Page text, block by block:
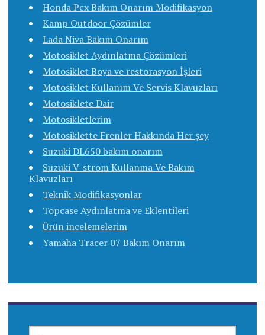
Honda Pcx Bakım Onarım Modifikasyon
Kamp Outdoor Çözümler
Lada Niva Bakım Onarım
Motosiklet Aydınlatma Çözümleri
Motosiklet Boya ve restorasyon İşleri
Motosiklet Kullanım Ve Servis Klavuzları
Motosiklete Dair
Motosikletlerim
Motosiklette Frenler Hakkında Her şey
Suzuki DL650 bakım onarım
Suzuki V-strom Kullanma Ve Bakım
Klavuzları
Teknik Modifikasyonlar
Topcase Aydınlatma ve Eklentileri
Ürün incelemelerim
Yamaha Tracer 07 Bakım Onarım